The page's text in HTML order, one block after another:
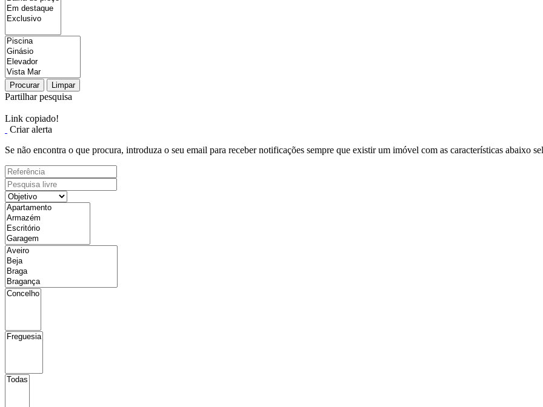
Procurar Limpar
Partilhar pesquisa
Link copiado!
Criar alerta
Se não encontra o que procura, introduza o seu email para receber notificações sempre que existir um imóvel com as características abaixo